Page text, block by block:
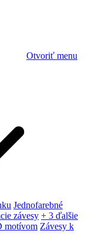
Otvoriť menu
Jednofarebné
závesy + 3 ďalšie
motívom Závesy k